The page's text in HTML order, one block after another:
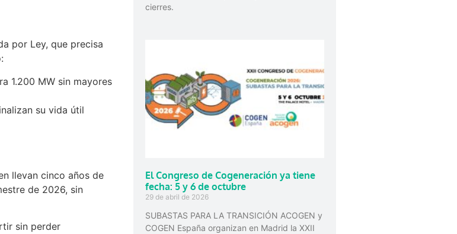
por Ley, que precisa
1.200 MW sin mayores
su vida útil
llevan cinco años de
de 2026, sin
sin perder
cierres.
El Congreso de Cogeneración ya tiene
fecha: 5 y 6 de octubre
29 de abril de 2026
SUBASTAS PARA LA TRANSICIÓN ACOGEN y
COGEN España organizan en Madrid la XXII